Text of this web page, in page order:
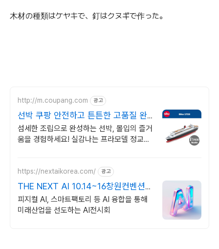
木材の種類はケヤキで、釘はクヌギで作った。
http://m.coupang.com 광고
선박 쿠팡 안전하고 튼튼한 고품질 완
구
섬세한 조립으로 완성하는 선박, 몰입의 즐거
움을 경험하세요! 실감나는 프라모델 정교한
https://nextaikorea.com/ 광고
THE NEXT AI 10.14~16창원컨벤션
센터
피지컬 AI, 스마트팩토리 등 AI 융합을 통해
미래산업을 선도하는 AI전시회